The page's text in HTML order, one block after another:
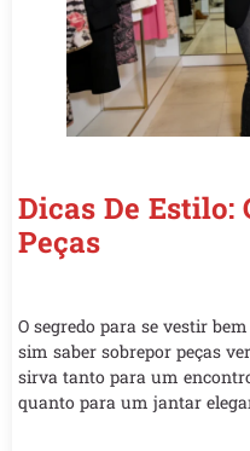
Dicas De Estilo:
Peças
O segredo para se vestir
sim saber sobrepor peças
sirva tanto para um
quanto para um jantar